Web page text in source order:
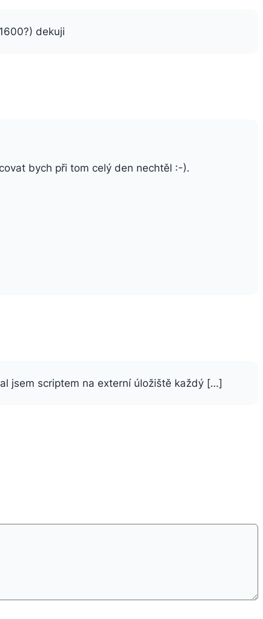
dekuji
bych při tom celý den nechtěl :-).
jsem scriptem na externí úložiště každý […]